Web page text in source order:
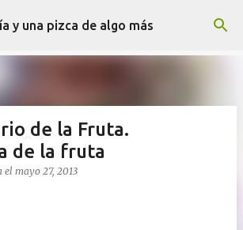
Ir al contenido principal
y una pizca de algo más
de la Fruta.
de la fruta
el mayo 27, 2013